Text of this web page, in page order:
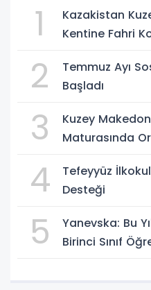
1
Kazakistan
Kentine Fahri
2
Temmuz Ayı
Başladı
3
Kuzey
Maturasında
4
Tefeyyüz
Desteği
5
Yanevska: Bu
Birinci Sınıf